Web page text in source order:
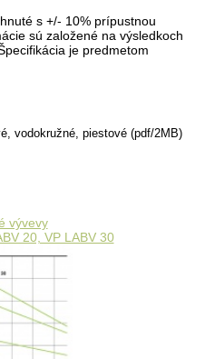
s +/- 10% prípustnou
sú založené na výsledkoch
je predmetom
vodokružné, piestové (pdf/2MB)
vývevy
20, VP LABV 30